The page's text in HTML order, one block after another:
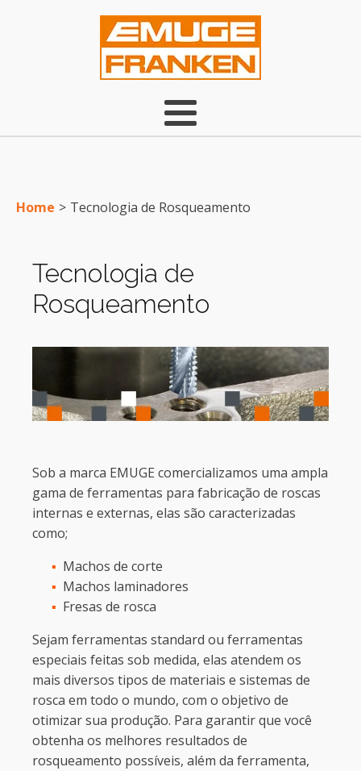
Home > Tecnologia de Rosqueamento
Tecnologia de
Rosqueamento
Sob a marca EMUGE comercializamos uma ampla
gama de ferramentas para fabricação de roscas
internas e externas, elas são caracterizadas
como;
Machos de corte
Machos laminadores
Fresas de rosca
Sejam ferramentas standard ou ferramentas
especiais feitas sob medida, elas atendem os
mais diversos tipos de materiais e sistemas de
rosca em todo o mundo, com o objetivo de
otimizar sua produção. Para garantir que você
obtenha os melhores resultados de
rosqueamento possíveis, além da ferramenta,